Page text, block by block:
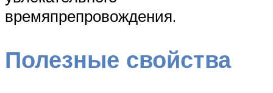
времяпрепровождения.
Полезные свойства